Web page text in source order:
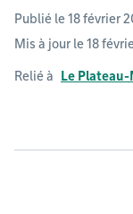
Publié le 18 février
Mis à jour le 18
Relié à Le